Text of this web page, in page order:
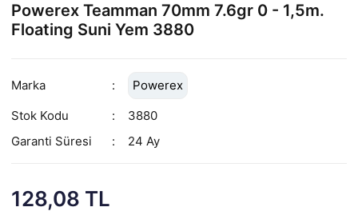
Powerex Teamman 70mm 7.6gr 0 - 1,5m.
Floating Suni Yem 3880
Marka
Powerex
Stok Kodu
3880
Garanti Süresi
24 Ay
128,08 TL